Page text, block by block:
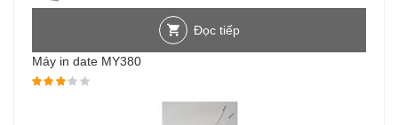
Đọc tiếp
Máy in date MY380